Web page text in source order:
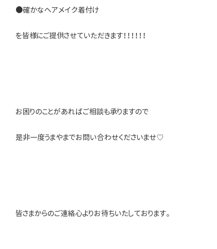
●確かなヘアメイク着付け
を皆様にご提供させていただきます！！！！！！
お困りのことがあればご相談も承りますので
是非一度うまやまでお問い合わせくださいませ♡
皆さまからのご連絡心よりお待ちいたしております。